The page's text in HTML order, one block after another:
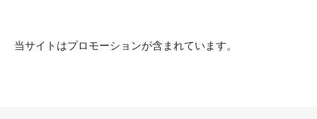
当サイトはプロモーションが含まれています。